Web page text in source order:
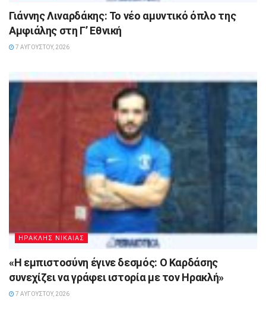
Γιάννης Λιναρδάκης: Το νέο αμυντικό όπλο της
Αμφιάλης στη Γ’ Εθνική
7 ΑΥΓΟΎΣΤΟΥ, 2026
ΗΡΑΚΛΗΣ ΝΙΚΑΙΑΣ
«Η εμπιστοσύνη έγινε δεσμός: Ο Καρδάσης
συνεχίζει να γράφει ιστορία με τον Ηρακλή»
7 ΑΥΓΟΎΣΤΟΥ, 2026